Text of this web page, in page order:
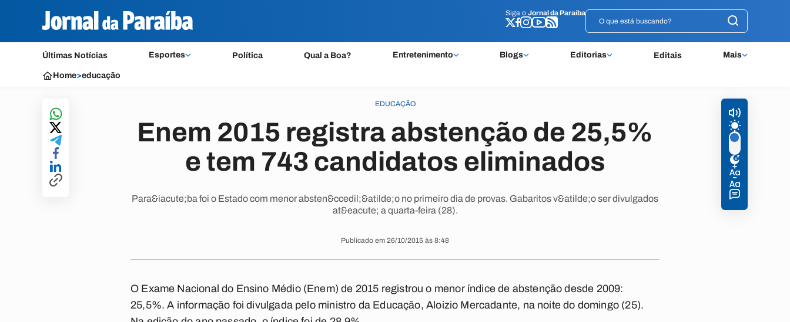
Siga o Jornal da Paraíba
Últimas Notícias Esportes Política Qual a Boa? Entretenimento Blogs Editorias Editais Mais
Siga o Jornal da Paraíba
Home>educação
EDUCAÇÃO
Enem 2015 registra abstenção de 25,5%
e tem 743 candidatos eliminados
Para&iacute;ba foi o Estado com menor absten&ccedil;&atilde;o no primeiro dia de provas. Gabaritos v&atilde;o ser divulgados
at&eacute; a quarta-feira (28).
Publicado em 26/10/2015 às 8:48
O Exame Nacional do Ensino Médio (Enem) de 2015 registrou o menor índice de abstenção desde 2009:
25,5%. A informação foi divulgada pelo ministro da Educação, Aloizio Mercadante, na noite do domingo (25).